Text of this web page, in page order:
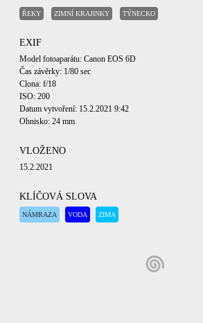
ŘEKY ZIMNÍ KRAJINKY TÝNECKO
EXIF
Model fotoaparátu: Canon EOS 6D
Čas závěrky: 1/80 sec
Clona: f/18
ISO: 200
Datum vytvoření: 15.2.2021 9:42
Ohnisko: 24 mm
VLOŽENO
15.2.2021
KLÍČOVÁ SLOVA
NÁMRAZA VODA ZIMA